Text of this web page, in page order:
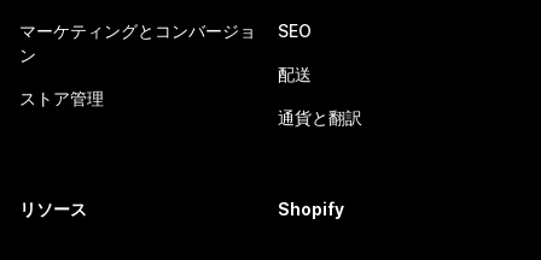
マーケティングとコンバージョ
ン
ストア管理
SEO
配送
通貨と翻訳
リソース Shopify